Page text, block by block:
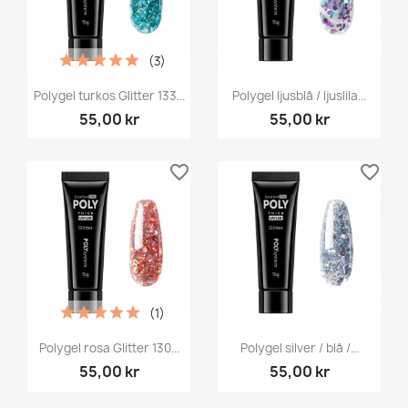
Polygel turkos Glitter 133...
55,00 kr
(3)
Polygel ljusblå / ljuslila...
55,00 kr
Polygel rosa Glitter 130...
55,00 kr
(1)
favorite_border
Polygel silver / blå /...
55,00 kr
favorite_border